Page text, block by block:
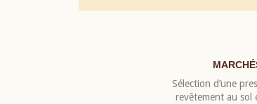
Sélection d’une
revêtement au sol